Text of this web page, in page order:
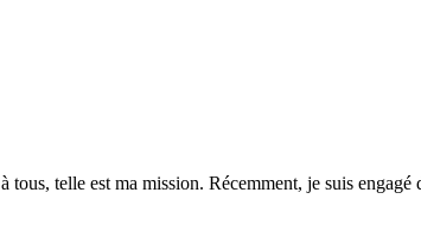
telle est ma mission. Récemment, je suis